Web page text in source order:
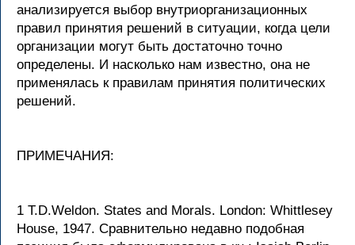
анализируется выбор внутриорганизационных
правил принятия решений в ситуации, когда цели
организации могут быть достаточно точно
определены. И насколько нам известно, она не
применялась к правилам принятия политических
решений.
ПРИМЕЧАНИЯ:
1 T.D.Weldon. States and Morals. London: Whittlesey
House, 1947. Сравнительно недавно подобная